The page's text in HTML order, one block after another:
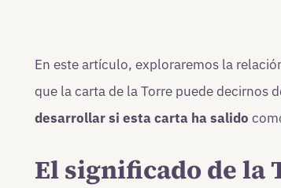
En este artículo, exploraremos la
que la carta de la Torre puede decirnos
desarrollar si esta carta ha salido
El significado de la